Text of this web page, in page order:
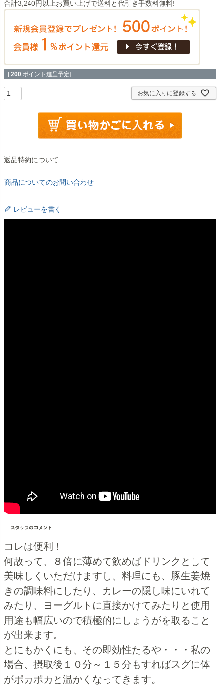
合計3,240円以上お買い上げで送料と代引き手数料無料!
[ 200 ポイント進呈予定]
お気に入りに登録する
返品特約について
商品についてのお問い合わせ
レビューを書く
コレは便利！
何故って、８倍に薄めて飲めばドリンクとして
美味しくいただけますし、料理にも、豚生姜焼
きの調味料にしたり、カレーの隠し味にいれて
みたり、ヨーグルトに直接かけてみたりと使用
用途も幅広いので積極的にしょうがを取ること
が出来ます。
とにもかくにも、その即効性たるや・・・私の
場合、摂取後１０分～１５分もすればスグに体
がポカポカと温かくなってきます。